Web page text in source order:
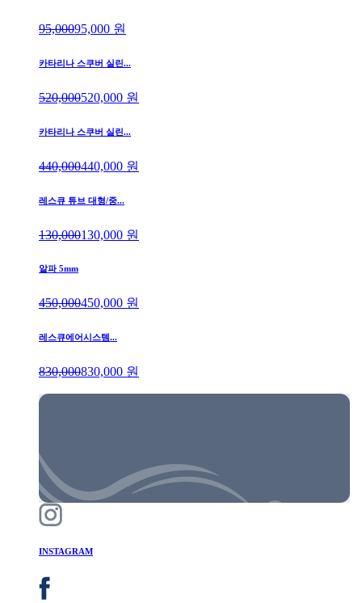
95,00095,000 원
카타리나 스쿠버 실린...
520,000520,000 원
카타리나 스쿠버 실린...
440,000440,000 원
레스큐 튜브 대형/중...
130,000130,000 원
알파 5mm
450,000450,000 원
레스큐에어시스템...
830,000830,000 원
INSTAGRAM